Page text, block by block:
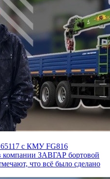
с КМУ FG816
компании ЗАВГАР бортовой
что всё было сделано